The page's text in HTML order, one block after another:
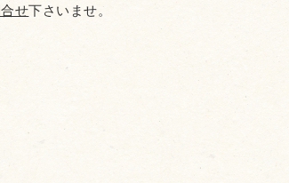
せ下さいませ。